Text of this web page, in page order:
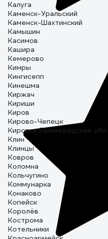
Калуга
Каменск-Уральский
Каменск-Шахтинский
Камышин
Касимов
Кашира
Кемерово
Кимры
Кингисепп
Кинешма
Киржач
Кириши
Киров
Кирово-Чепецк
Кировск Ленинградская обл.
Клин
Клинцы
Ковров
Коломна
Кольчугино
Коммунарка
Конаково
Копейск
Королёв
Кострома
Котельники